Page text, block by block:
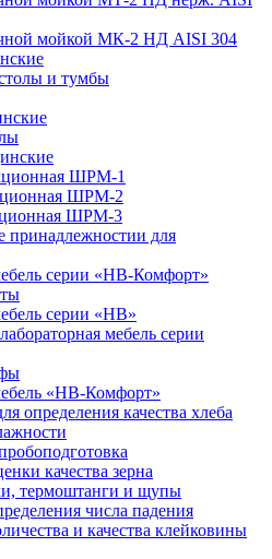
мойкой МК-2 НД AISI 304
и тумбы
ШРМ-1
ШРМ-2
ШРМ-3
принадлежностии для
серии «НВ-Комфорт»
серии «НВ»
мебель серии
«НВ-Комфорт»
определения качества хлеба
качества зерна
термоштанги и щупы
числа падения
и качества клейковины